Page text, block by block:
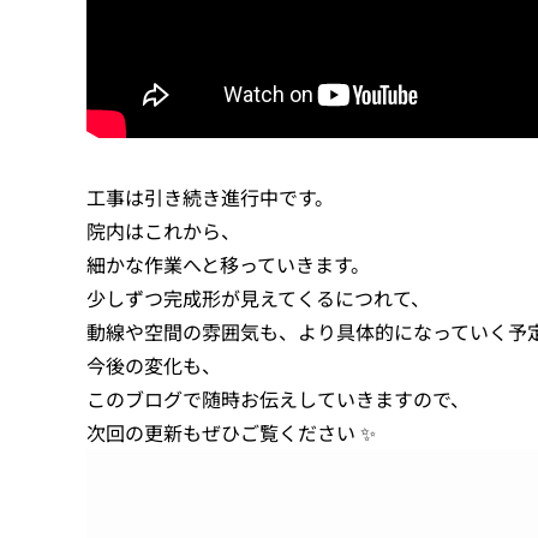
工事は引き続き進行中です。
院内はこれから、
細かな作業へと移っていきます。
少しずつ完成形が見えてくるにつれて、
動線や空間の雰囲気も、より具体的になっていく予
今後の変化も、
このブログで随時お伝えしていきますので、
次回の更新もぜひご覧ください ✨